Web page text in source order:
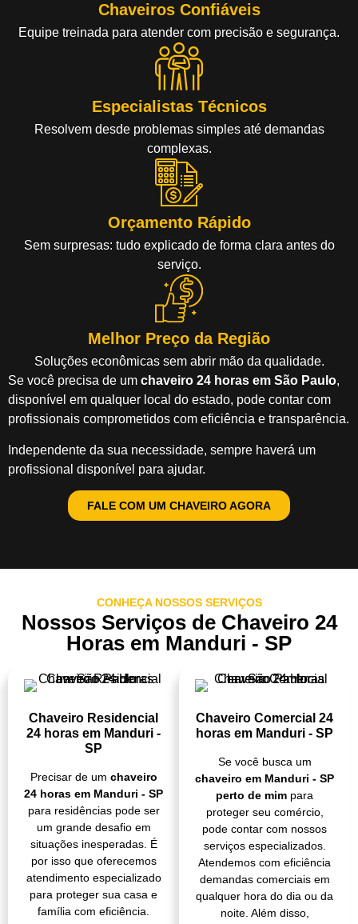
Chaveiros Confiáveis
Equipe treinada para atender com precisão e segurança.
Especialistas Técnicos
Resolvem desde problemas simples até demandas
complexas.
Orçamento Rápido
Sem surpresas: tudo explicado de forma clara antes do
serviço.
Melhor Preço da Região
Soluções econômicas sem abrir mão da qualidade.
Se você precisa de um chaveiro 24 horas em São Paulo,
disponível em qualquer local do estado, pode contar com
profissionais comprometidos com eficiência e transparência.
Independente da sua necessidade, sempre haverá um
profissional disponível para ajudar.
FALE COM UM CHAVEIRO AGORA
CONHEÇA NOSSOS SERVIÇOS
Nossos Serviços de Chaveiro 24
Horas em Manduri - SP
Chaveiro Residencial
24 horas em Manduri -
SP
Precisar de um chaveiro
24 horas em Manduri - SP
para residências pode ser
um grande desafio em
situações inesperadas. É
por isso que oferecemos
atendimento especializado
para proteger sua casa e
família com eficiência.
Chaveiro Comercial 24
horas em Manduri - SP
Se você busca um
chaveiro em Manduri - SP
perto de mim para
proteger seu comércio,
pode contar com nossos
serviços especializados.
Atendemos com eficiência
demandas comerciais em
qualquer hora do dia ou da
noite. Além disso,